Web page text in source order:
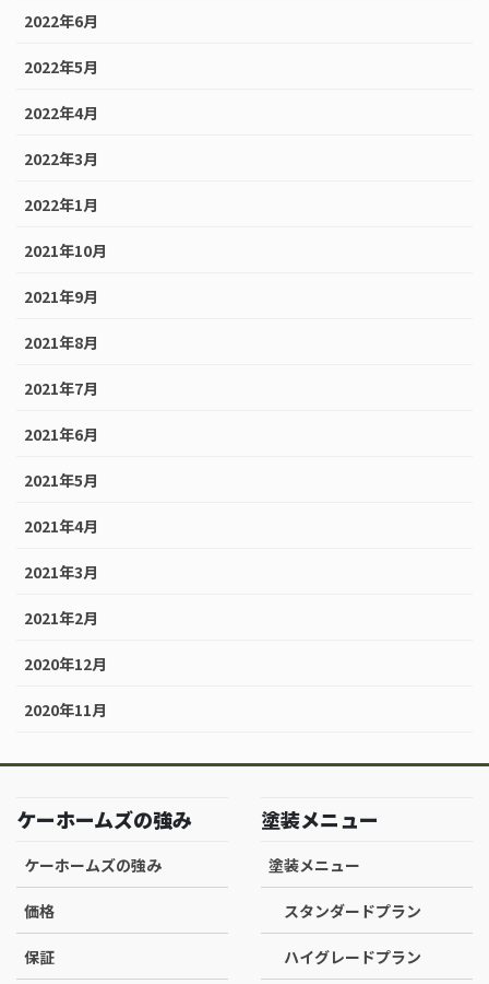
2022年6月
2022年5月
2022年4月
2022年3月
2022年1月
2021年10月
2021年9月
2021年8月
2021年7月
2021年6月
2021年5月
2021年4月
2021年3月
2021年2月
2020年12月
2020年11月
ケーホームズの強み
ケーホームズの強み
価格
保証
塗装メニュー
塗装メニュー
スタンダードプラン
ハイグレードプラン